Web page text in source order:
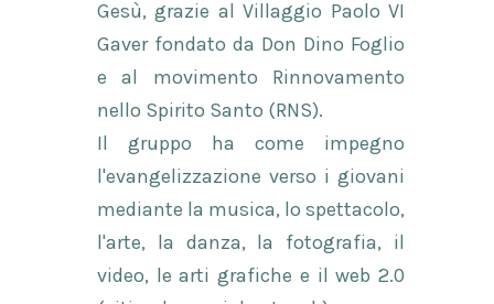
Gesù, grazie al Villaggio Paolo VI
Gaver fondato da Don Dino Foglio
e al movimento Rinnovamento
nello Spirito Santo (RNS).
Il gruppo ha come impegno
l'evangelizzazione verso i giovani
mediante la musica, lo spettacolo,
l'arte, la danza, la fotografia, il
video, le arti grafiche e il web 2.0